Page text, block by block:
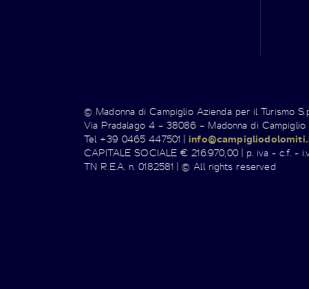
© Madonna di Campiglio Azienda per il Turismo
Via Pradalago 4 – 38086 – Madonna di Campiglio
Tel +39 0465 447501 |
CAPITALE SOCIALE € 216.970,00 | p. iva - c.f. -
TN R.E.A. n. 0182581 | © All rights reserved